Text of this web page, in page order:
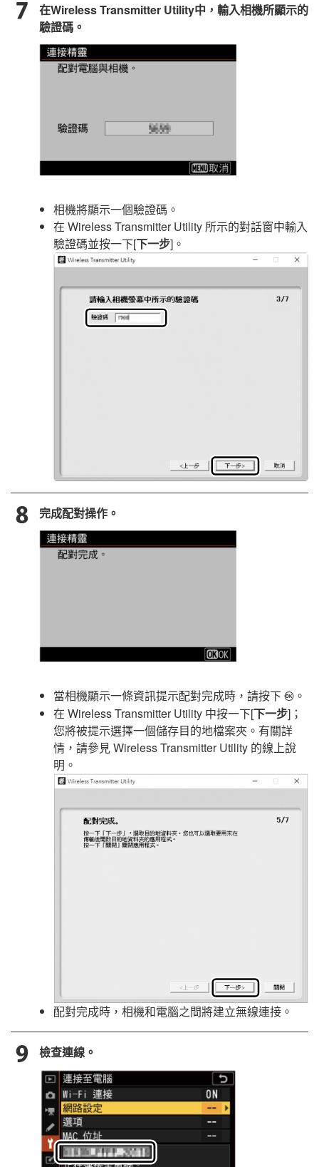
在Wireless Transmitter Utility中，輸入相機所顯示的
驗證碼。
相機將顯示一個驗證碼。
在 Wireless Transmitter Utility 所示的對話窗中輸入
驗證碼並按一下[下一步]。
完成配對操作。
當相機顯示一條資訊提示配對完成時，請按下 J 。
在 Wireless Transmitter Utility 中按一下[下一步]；
您將被提示選擇一個儲存目的地檔案夾。有關詳
情，請參見Wireless Transmitter Utility 的線上說
明。
配對完成時，相機和電腦之間將建立無線連接。
檢查連線。